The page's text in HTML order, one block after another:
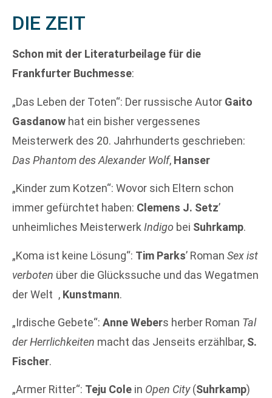
DIE ZEIT
Schon mit der Literaturbeilage für die
Frankfurter Buchmesse:
„Das Leben der Toten“: Der russische Autor Gaito
Gasdanow hat ein bisher vergessenes
Meisterwerk des 20. Jahrhunderts geschrieben:
Das Phantom des Alexander Wolf, Hanser
„Kinder zum Kotzen“: Wovor sich Eltern schon
immer gefürchtet haben: Clemens J. Setz’
unheimliches Meisterwerk Indigo bei Suhrkamp.
„Koma ist keine Lösung“: Tim Parks’ Roman Sex ist
verboten über die Glückssuche und das Wegatmen
der Welt , Kunstmann.
„Irdische Gebete“: Anne Webers herber Roman Tal
der Herrlichkeiten macht das Jenseits erzählbar, S.
Fischer.
„Armer Ritter“: Teju Cole in Open City(Suhrkamp)